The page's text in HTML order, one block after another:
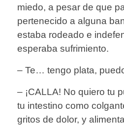
miedo, a pesar de que
pertenecido a alguna
estaba rodeado e
esperaba sufrimiento.
– Te… tengo plata,
– ¡CALLA! No quiero tu
tu intestino como
gritos de dolor, y